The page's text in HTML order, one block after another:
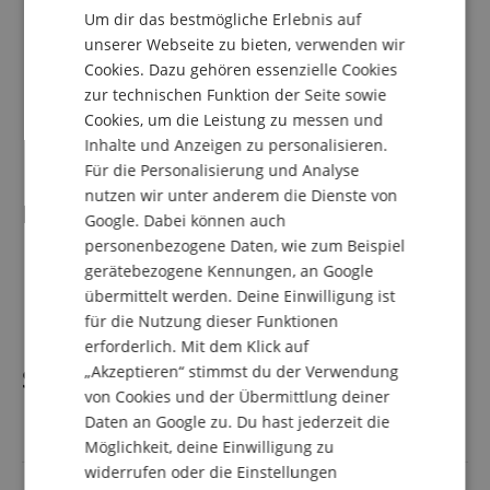
Reduziert störende Resonanzen
Verbessert den Klang
2-Komponenten-Design
5 verschiedene Neigungswinkel
Material: hochverdichteter Akustikschaum
Maße (H x B x T): 4 x 17 x 29,5 cm
Farbe: Anthrazit
Lieferumfang
1 x Presonus Eris 3.5 2nd Gen Aktives Studiomonitor-
Paar
1 x Dämmkeile
Spezifikation
Artikelnummer 00098715
Aktiv / Passiv Aktiv
FRENCH
ITALIAN
SPANISH
Um dir das bestmögliche Erlebnis auf
unserer Webseite zu bieten, verwenden wir
Cookies. Dazu gehören essenzielle Cookies
zur technischen Funktion der Seite sowie
Cookies, um die Leistung zu messen und
Inhalte und Anzeigen zu personalisieren.
Für die Personalisierung und Analyse
nutzen wir unter anderem die Dienste von
Google. Dabei können auch
personenbezogene Daten, wie zum Beispiel
gerätebezogene Kennungen, an Google
übermittelt werden. Deine Einwilligung ist
für die Nutzung dieser Funktionen
erforderlich. Mit dem Klick auf
„Akzeptieren“ stimmst du der Verwendung
von Cookies und der Übermittlung deiner
Daten an Google zu. Du hast jederzeit die
Möglichkeit, deine Einwilligung zu
widerrufen oder die Einstellungen